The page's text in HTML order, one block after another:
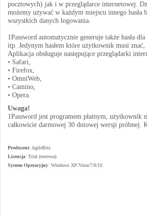
pocztowych) jak i w przeglądarce internetowej.
możemy używać w każdym miejscu innego hasła
wszystkich danych logowania.
1Password automatycznie generuje także hasła
itp. Jedynym hasłem które użytkownik musi znać,
Aplikacja obsługuje następujące przeglądarki
• Safari,
• Firefox,
• OmniWeb,
• Camino,
• Opera.
Uwaga!
1Password jest programem płatnym, użytkownik
całkowicie darmowej 30 dniowej wersji próbnej.
Producent: AgileBits
Licencja: Trial (testowa)
System Operacyjny: Windows XP/Vista/7/8/10